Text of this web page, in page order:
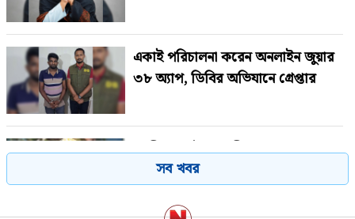
একাই পরিচালনা করেন অনলাইন জুয়ার
৩৮ অ্যাপ, ডিবির অভিযানে গ্রেপ্তার
গাজীপুরে পৌর আ.লীগের সাবেক
সভাপতি গ্রেপ্তার
সব খবর